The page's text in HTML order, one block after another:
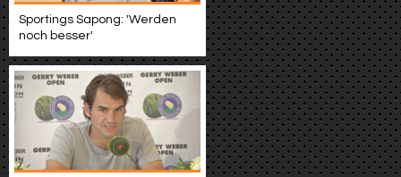
Sportings Sapong: 'Werden
noch besser'